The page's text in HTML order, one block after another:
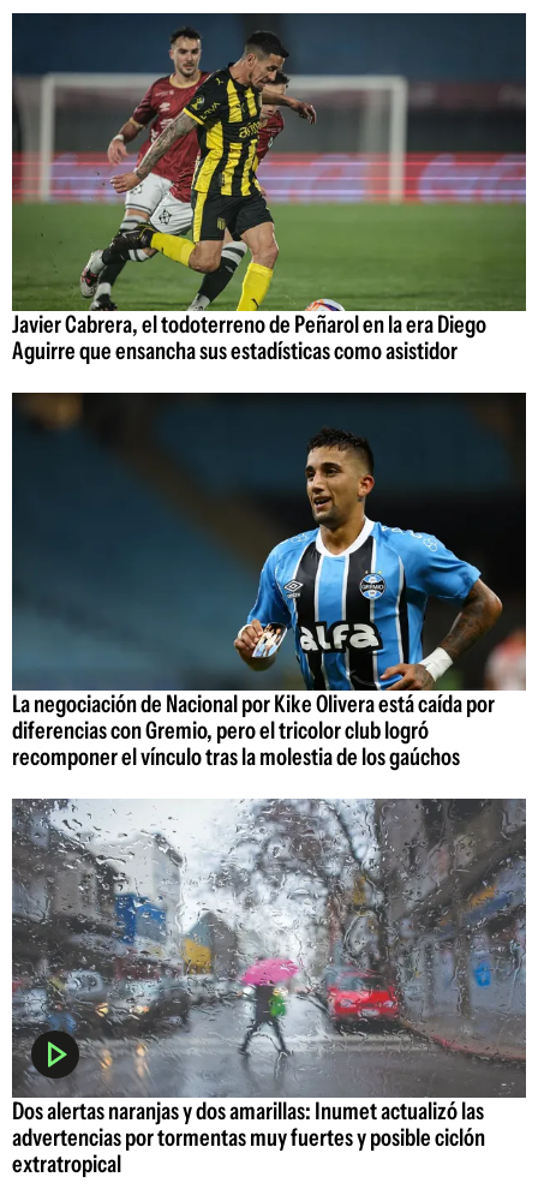
Javier Cabrera, el todoterreno de Peñarol en la era Diego
Aguirre que ensancha sus estadísticas como asistidor
La negociación de Nacional por Kike Olivera está caída por
diferencias con Gremio, pero el tricolor club logró
recomponer el vínculo tras la molestia de los gaúchos
Dos alertas naranjas y dos amarillas: Inumet actualizó las
advertencias por tormentas muy fuertes y posible ciclón
extratropical